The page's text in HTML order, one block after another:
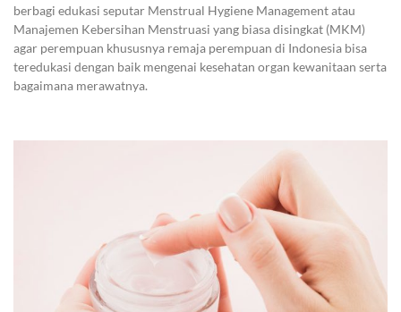
berbagi edukasi seputar Menstrual Hygiene Management atau
Manajemen Kebersihan Menstruasi yang biasa disingkat (MKM)
agar perempuan khususnya remaja perempuan di Indonesia bisa
teredukasi dengan baik mengenai kesehatan organ kewanitaan serta
bagaimana merawatnya.